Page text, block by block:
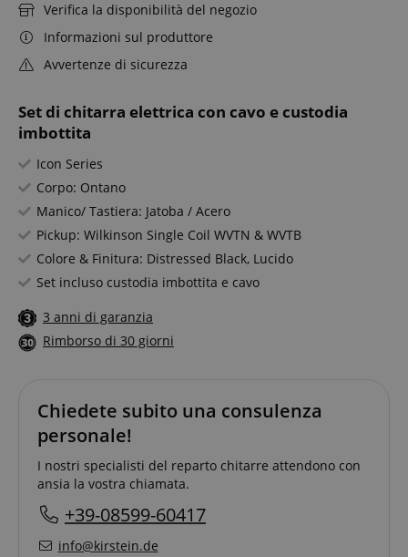
Set di chitarra elettrica con cavo e custodia
imbottita
Icon Series
Corpo: Ontano
Manico/ Tastiera: Jatoba / Acero
Pickup: Wilkinson Single Coil WVTN & WVTB
Colore & Finitura: Distressed Black, Lucido
Set incluso custodia imbottita e cavo
3 anni di garanzia
Rimborso di 30 giorni
Verifica la disponibilità del negozio
Informazioni sul produttore
Avvertenze di sicurezza
Chiedete subito una consulenza
personale!
I nostri specialisti del reparto chitarre attendono con
ansia la vostra chiamata.
+39-08599-60417
info@kirstein.de